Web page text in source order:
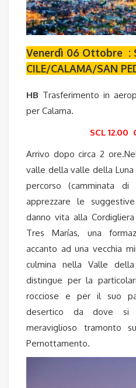
Venerdì 06 Ottobre :
CILE/CALAMA/SAN
HB Trasferimento in
per Calama.
SCL 12.00
Arrivo dopo circa 2
valle della valle della
percorso (camminata
apprezzare le
danno vita alla
Tres Marías, una
accanto ad una vecchia
culmina nella Valle
distingue per la
rocciose e per il suo
desertico da dove
meraviglioso tramonto
Pernottamento.